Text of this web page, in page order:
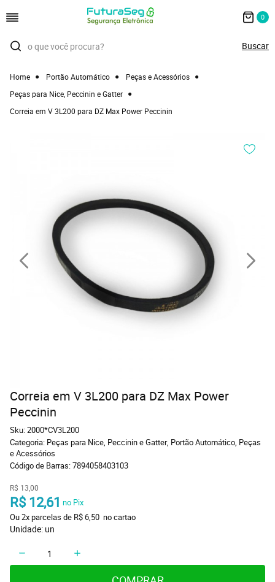
0
Home Portão Automático
Peças e Acessórios
Peças para Nice, Peccinin e Gatter
Correia em V 3L200 para DZ Max Power Peccinin
Correia em V 3L200 para DZ Max Power
Peccinin
Sku:2000*CV3L200
Categoria: Peças para Nice, Peccinin e Gatter, Portão Automático, Peças
e Acessórios
Código de Barras:7894058403103
R$ 13,00
R$ 12,61 no Pix
Ou 2x parcelas de R$ 6,50 no cartao
Unidade: un